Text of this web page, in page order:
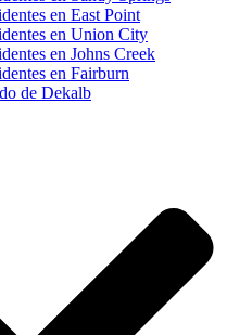
en East Point
en Union City
en Johns Creek
en Fairburn
de Dekalb